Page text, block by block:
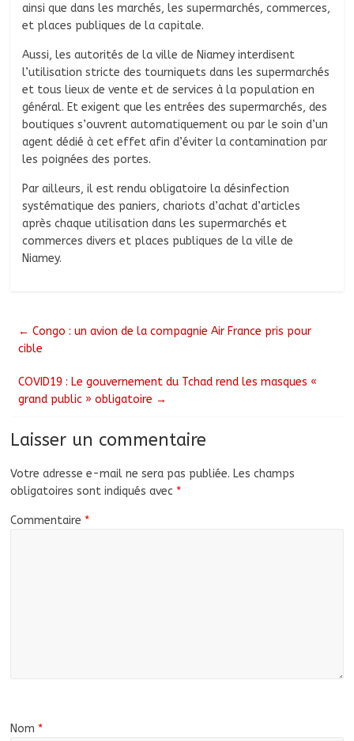
ainsi que dans les marchés, les supermarchés, commerces,
et places publiques de la capitale.
Aussi, les autorités de la ville de Niamey interdisent
l’utilisation stricte des tourniquets dans les supermarchés
et tous lieux de vente et de services à la population en
général. Et exigent que les entrées des supermarchés, des
boutiques s’ouvrent automatiquement ou par le soin d’un
agent dédié à cet effet afin d’éviter la contamination par
les poignées des portes.
Par ailleurs, il est rendu obligatoire la désinfection
systématique des paniers, chariots d’achat d’articles
après chaque utilisation dans les supermarchés et
commerces divers et places publiques de la ville de
Niamey.
← Congo : un avion de la compagnie Air France pris pour
cible
COVID19 : Le gouvernement du Tchad rend les masques «
grand public » obligatoire →
Laisser un commentaire
Votre adresse e-mail ne sera pas publiée. Les champs
obligatoires sont indiqués avec *
Commentaire *
Nom *